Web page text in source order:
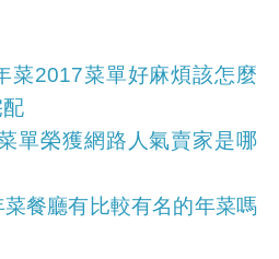
菜2017菜單好麻煩該怎麼
單榮獲網路人氣賣家是哪
餐廳有比較有名的年菜嗎